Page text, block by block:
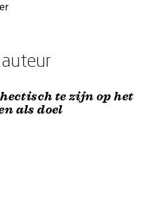
te zijn op het
als doel